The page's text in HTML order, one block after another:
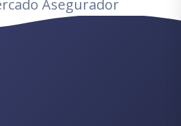
Asegurador